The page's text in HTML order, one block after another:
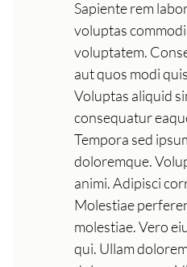
Sapiente rem
voluptas
voluptatem.
aut quos modi
Voluptas aliquid
consequatur
Tempora sed
doloremque.
animi. Adipisci
Molestiae
molestiae. Vero
qui. Ullam